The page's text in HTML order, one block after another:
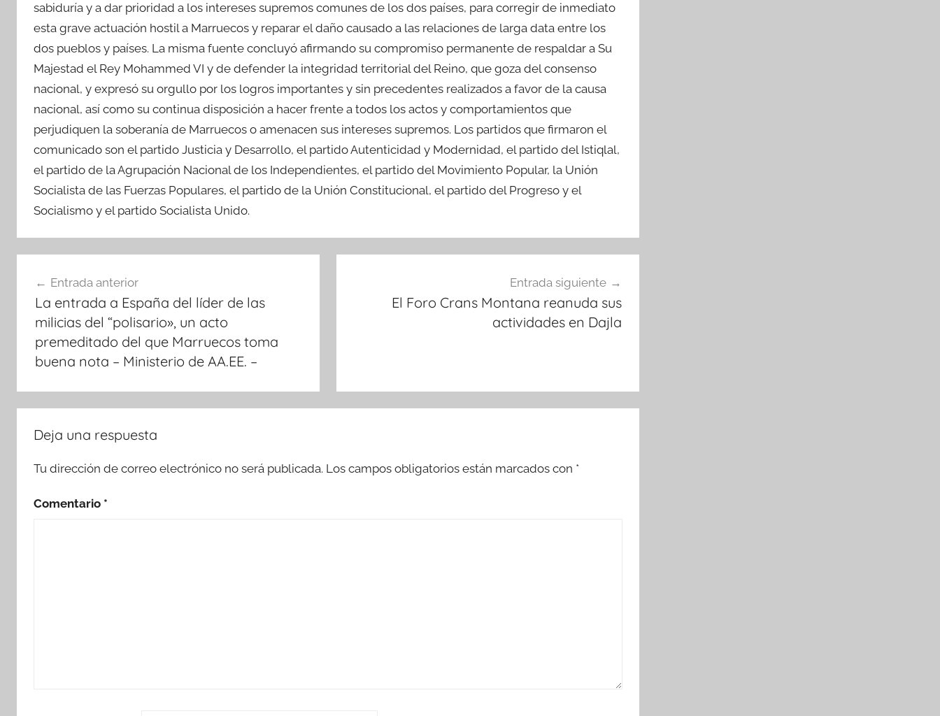
sabiduría y a dar prioridad a los intereses supremos comunes de los dos países, para corregir de inmediato
esta grave actuación hostil a Marruecos y reparar el daño causado a las relaciones de larga data entre los
dos pueblos y países. La misma fuente concluyó afirmando su compromiso permanente de respaldar a Su
Majestad el Rey Mohammed VI y de defender la integridad territorial del Reino, que goza del consenso
nacional, y expresó su orgullo por los logros importantes y sin precedentes realizados a favor de la causa
nacional, así como su continua disposición a hacer frente a todos los actos y comportamientos que
perjudiquen la soberanía de Marruecos o amenacen sus intereses supremos. Los partidos que firmaron el
comunicado son el partido Justicia y Desarrollo, el partido Autenticidad y Modernidad, el partido del Istiqlal,
el partido de la Agrupación Nacional de los Independientes, el partido del Movimiento Popular, la Unión
Socialista de las Fuerzas Populares, el partido de la Unión Constitucional, el partido del Progreso y el
Socialismo y el partido Socialista Unido.
de
entradas
Entrada anterior
La entrada a España del líder de las
milicias del “polisario», un acto
premeditado del que Marruecos toma
buena nota – Ministerio de AA.EE. –
Entrada siguiente
El Foro Crans Montana reanuda sus
actividades en Dajla
Deja una respuesta
Tu dirección de correo electrónico no será publicada. Los campos obligatorios están marcados con *
Comentario *